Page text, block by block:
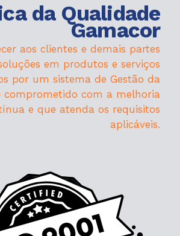
da Qualidade
Gamacor
aos clientes e demais partes
em produtos e serviços
por um sistema de Gestão da
comprometido com a melhoria
e que atenda os requisitos
aplicáveis.